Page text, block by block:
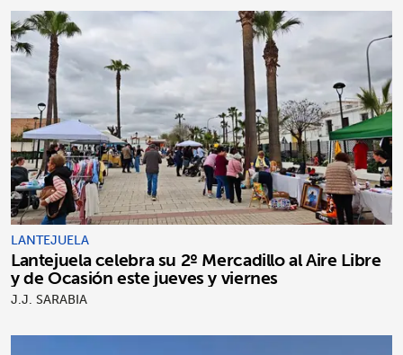
LANTEJUELA
Lantejuela celebra su 2º Mercadillo al Aire Libre
y de Ocasión este jueves y viernes
J.J. SARABIA